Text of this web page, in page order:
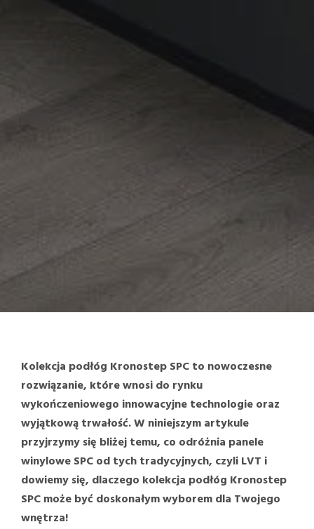
Kolekcja podłóg Kronostep SPC to nowoczesne
rozwiązanie, które wnosi do rynku
wykończeniowego innowacyjne technologie oraz
wyjątkową trwałość. W niniejszym artykule
przyjrzymy się bliżej temu, co odróżnia panele
winylowe SPC od tych tradycyjnych, czyli LVT i
dowiemy się, dlaczego kolekcja podłóg Kronostep
SPC może być doskonałym wyborem dla Twojego
wnętrza!